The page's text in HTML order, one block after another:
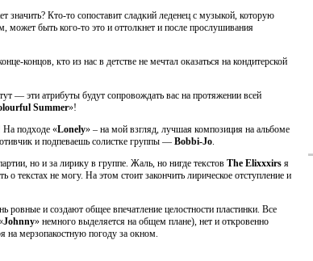
Кто-то сопоставит сладкий леденец с музыкой, которую
может быть кого-то это и оттолкнет и после прослушивания
концов, кто из нас в детстве не мечтал оказаться на кондитерской
— эти атрибуты будут сопровождать вас на протяжении всей
Summer»!
На подходе «Lonely» – на мой взгляд, лучшая композиция на альбоме
и подпеваешь солистке группы — Bobbi-Jo.
но и за лирику в группе. Жаль, но нигде текстов The Elixxxirs я
текстах не могу. На этом стоит закончить лирическое отступление и
ровные и создают общее впечатление целостности пластинки. Все
Johnny» немного выделяется на общем плане), нет и откровенно
на мерзопакостную погоду за окном.